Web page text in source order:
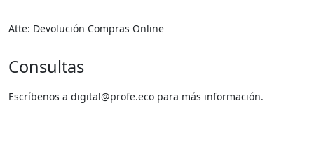
Atte: Devolución Compras Online
Consultas
Escríbenos a digital@profe.eco para más información.